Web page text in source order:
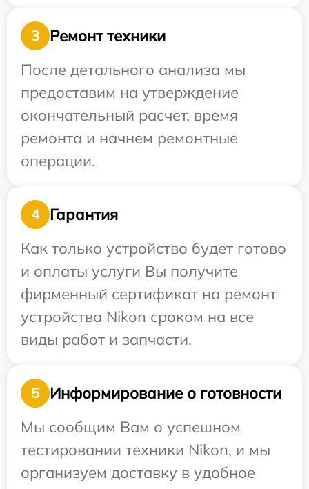
3
Ремонт техники
После детального анализа мы
предоставим на утверждение
окончательный расчет, время
ремонта и начнем ремонтные
операции.
4
Гарантия
Как только устройство будет готово
и оплаты услуги Вы получите
фирменный сертификат на ремонт
устройства Nikon сроком на все
виды работ и запчасти.
5
Информирование о готовности
Мы сообщим Вам о успешном
тестировании техники Nikon, и мы
организуем доставку в удобное